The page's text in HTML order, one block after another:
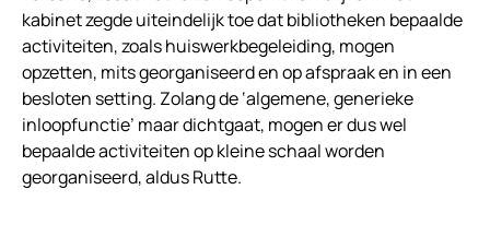
kabinet zegde uiteindelijk toe dat bibliotheken bepaalde
activiteiten, zoals huiswerkbegeleiding, mogen
opzetten, mits georganiseerd en op afspraak en in een
besloten setting. Zolang de ‘algemene, generieke
inloopfunctie’ maar dichtgaat, mogen er dus wel
bepaalde activiteiten op kleine schaal worden
georganiseerd, aldus Rutte.